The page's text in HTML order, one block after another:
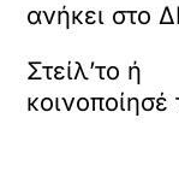
ανήκει στο